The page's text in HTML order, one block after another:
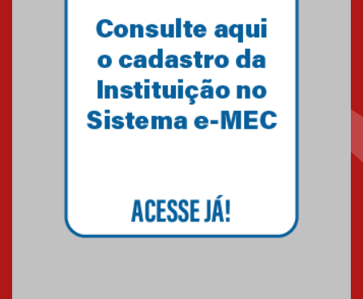
Primeiro culto do ano ressalta o
27.02.2026